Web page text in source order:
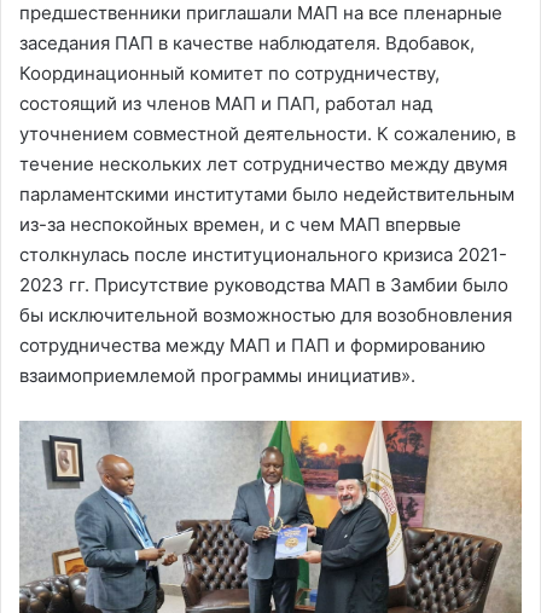
предшественники приглашали МАП на все пленарные
заседания ПАП в качестве наблюдателя. Вдобавок,
Координационный комитет по сотрудничеству,
состоящий из членов МАП и ПАП, работал над
уточнением совместной деятельности. К сожалению, в
течение нескольких лет сотрудничество между двумя
парламентскими институтами было недействительным
из-за неспокойных времен, и с чем МАП впервые
столкнулась после институционального кризиса 2021-
2023 гг. Присутствие руководства МАП в Замбии было
бы исключительной возможностью для возобновления
сотрудничества между МАП и ПАП и формированию
взаимоприемлемой программы инициатив».